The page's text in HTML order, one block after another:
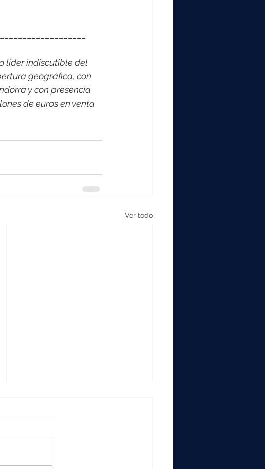
líder indiscutible del
geográfica, con
y con presencia
de euros en venta
Ver todo